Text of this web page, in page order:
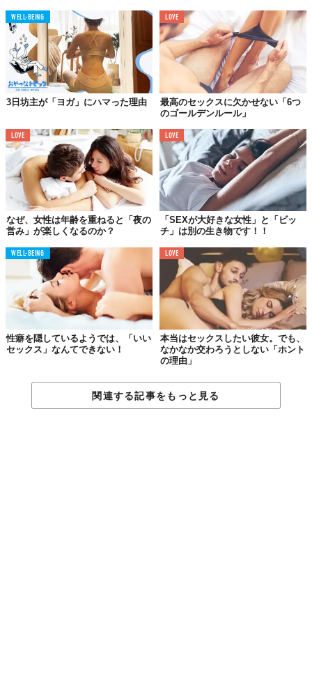
最高のセックスを体感したいなら、リラックスした状態で挑むこ
と。これもヨガから学ぶことができる大切なポイントです。リラ
ックスした状態だと、血流も良くなり、感じやすくなるんです。
つまり、最高のセックスになる要素が揃うというワケ。
流れに身を任せているうちに、新たな快感が覚醒するかも。
06.
未知の世界にも
ワクワクできる
まだ自分も知らない「快感」が、セックスには潜んでいるかもし
れません。だからこそ、好奇心を持ってチャレンジすることが大
切なのです。ヨガは、つねに新しいことに興味を持ち、自分の可
能性を試すことの素晴らしさ、そして何事も怖れない姿勢を教え
多くの人は、初めてのことに対して不安を抱いてしまう傾向があ
ります。セックスに関しても「あまり得意じゃないかも」「私の
WELL-BEING
3日坊主が「ヨガ」にハマった理由
LOVE
最高のセックスに欠かせない「6つ
のゴールデンルール」
LOVE
なぜ、女性は年齢を重ねると「夜の
営み」が楽しくなるのか？
LOVE
「SEXが大好きな女性」と「ビッ
チ」は別の生き物です！！
WELL-BEING
性癖を隠しているようでは、「いい
セックス」なんてできない！
LOVE
本当はセックスしたい彼女。でも、
なかなか交わろうとしない「ホント
の理由」
関連する記事をもっと見る